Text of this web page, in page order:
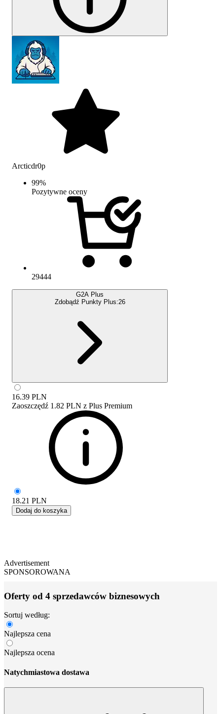
Arcticdr0p
99%
Pozytywne oceny
29444
G2A Plus
Zdobądź Punkty Plus:26
16.39 PLN
Zaoszczędź 1.82 PLN z Plus Premium
18.21 PLN
Dodaj do koszyka
Advertisement
SPONSOROWANA
Oferty od 4 sprzedawców biznesowych
Sortuj według:
Najlepsza cena
Najlepsza ocena
Natychmiastowa dostawa